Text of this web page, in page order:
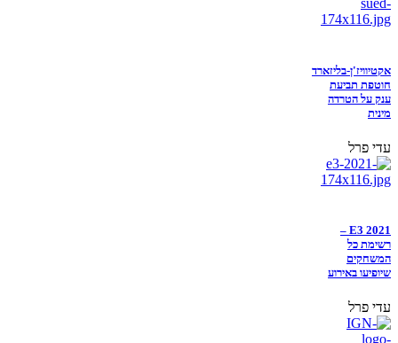
אקטיוויז'ן-בליזארד
חוטפת תביעת
ענק על הטרדה
מינית
עדי פרל
E3 2021 –
רשימת כל
המשחקים
שיופיעו באירוע
עדי פרל